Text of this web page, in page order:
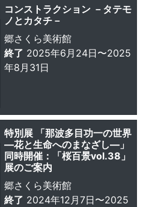
コンストラクション －タテモ
ノとカタチ－
郷さくら美術館
終了 2025年6月24日〜2025
年8月31日
特別展 「那波多目功一の世界
—花と生命へのまなざし—」
同時開催：「桜百景vol.38」
展のご案内
郷さくら美術館
終了 2024年12月7日〜2025